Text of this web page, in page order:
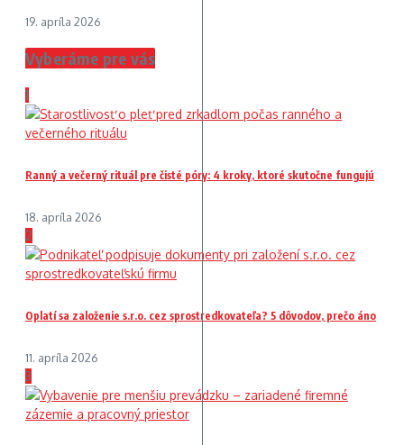
19. apríla 2026
Vyberáme pre vás
1
Ranný a večerný rituál pre čisté póry: 4 kroky, ktoré skutočne fungujú
18. apríla 2026
2
Oplatí sa založenie s.r.o. cez sprostredkovateľa? 5 dôvodov, prečo áno
11. apríla 2026
3